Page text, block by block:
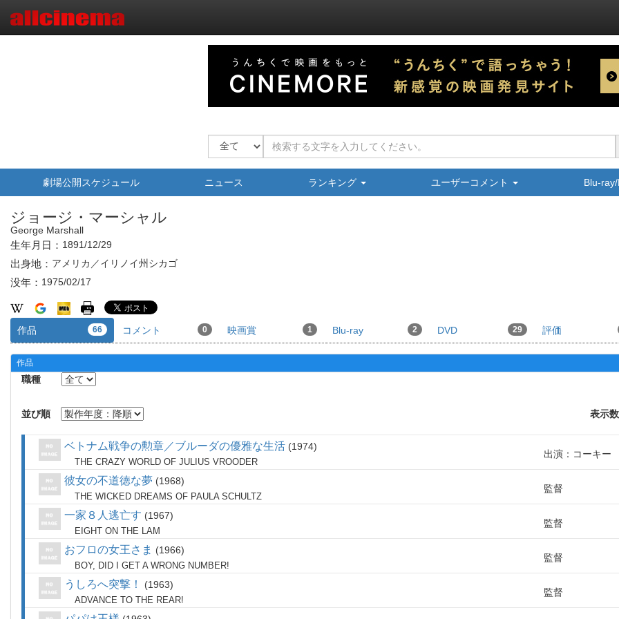
劇場公開スケジュール ニュース ランキング ユーザーコメント Blu-
ジョージ・マーシャル
George Marshall
生年月日： 1891/12/29
出身地： アメリカ／イリノイ州シカゴ
没年： 1975/02/17
作品 66 コメント 0 映画賞 1 Blu-ray 2 DVD 29 評価
作品
職種
並び順 表示数
ベトナム戦争の勲章／ブルーダの優雅な生活 1974
THE CRAZY WORLD OF JULIUS VROODER
出演：コーキー
彼女の不道徳な夢 1968
THE WICKED DREAMS OF PAULA SCHULTZ
監督
一家８人逃亡す 1967
EIGHT ON THE LAM
監督
おフロの女王さま 1966
BOY, DID I GET A WRONG NUMBER!
監督
うしろへ突撃！ 1963
ADVANCE TO THE REAR!
監督